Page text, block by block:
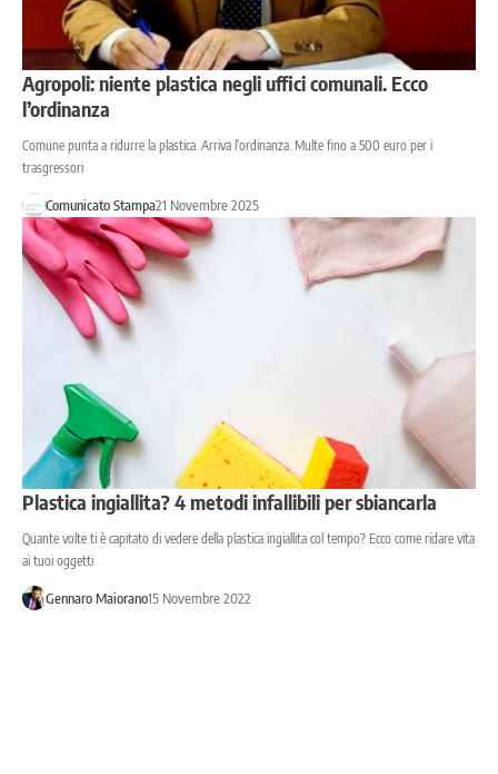
Agropoli: niente plastica negli uffici comunali. Ecco
l’ordinanza
Comune punta a ridurre la plastica. Arriva l'ordinanza. Multe fino a 500 euro per i
trasgressori
Comunicato Stampa21 Novembre 2025
Plastica ingiallita? 4 metodi infallibili per sbiancarla
Quante volte ti è capitato di vedere della plastica ingiallita col tempo? Ecco come ridare vita
ai tuoi oggetti
Gennaro Maiorano15 Novembre 2022